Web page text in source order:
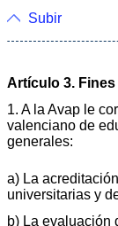
Subir
Artículo 3.
1. A la Avap le
valenciano de
generales:
a) La
universitarias y
b) La evaluación